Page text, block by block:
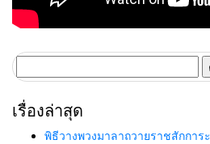
สำหรับ:
เรื่องล่าสุด
พิธีวางพวงมาลาถวายราชสักการ